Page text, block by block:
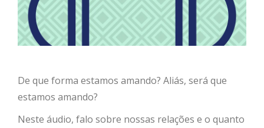
De que forma estamos amando? Aliás, será que
estamos amando?
Neste áudio, falo sobre nossas relações e o quanto